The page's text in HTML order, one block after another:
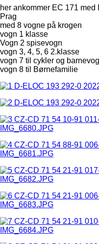
her ankommer EC 171 med
Prag
med 8 vogne på krogen
vogn 1 klasse
Vogn 2 spisevogn
vogn 3, 4, 5, 6 2.klasse
vogn 7 til cykler og
vogn 8 til Børnefamilie